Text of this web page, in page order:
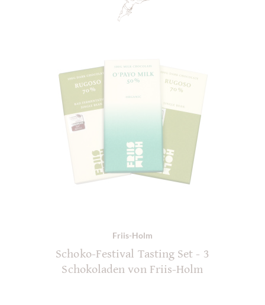
Friis-Holm
Schoko-Festival Tasting Set - 3
Schokoladen von Friis-Holm